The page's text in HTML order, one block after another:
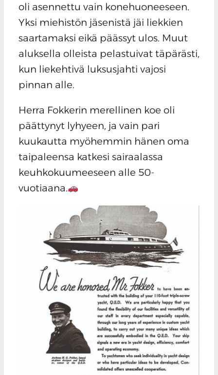
oli asennettu vain konehuoneeseen.
Yksi miehistön jäsenistä jäi liekkien
saartamaksi eikä päässyt ulos. Muut
aluksella olleista pelastuivat täpärästi,
kun liekehtivä luksusjahti vajosi
pinnan alle.
Herra Fokkerin merellinen koe oli
päättynyt lyhyeen, ja vain pari
kuukautta myöhemmin hänen oma
taipaleensa katkesi sairaalassa
keuhkokuumeeseen alle 50-
vuotiaana.